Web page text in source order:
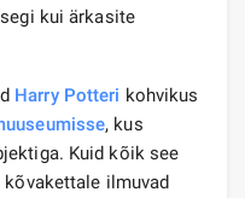
kui ärkasite
Harry Potteri kohvikus
, kus
Kuid kõik see
kõvakettale ilmuvad